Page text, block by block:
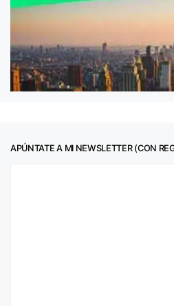
APÚNTATE A MI NEWSLETTER (CON